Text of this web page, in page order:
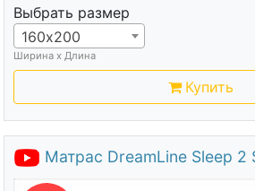
Выбрать размер
160х200
Ширина х Длина
Купить
Матрас DreamLine Sleep 2